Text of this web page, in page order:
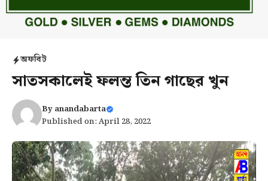
অফবিট
সাতসকালেই ফলন্ত তিন গাছের খুন
Byanandabarta
Published on: April 28, 2022